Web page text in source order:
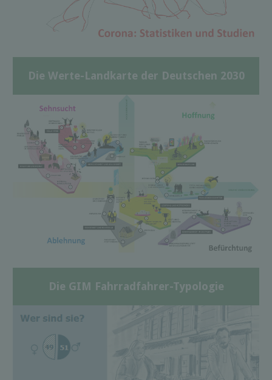
Die Werte-Landkarte der Deutschen 2030
Die GIM Fahrradfahrer-Typologie